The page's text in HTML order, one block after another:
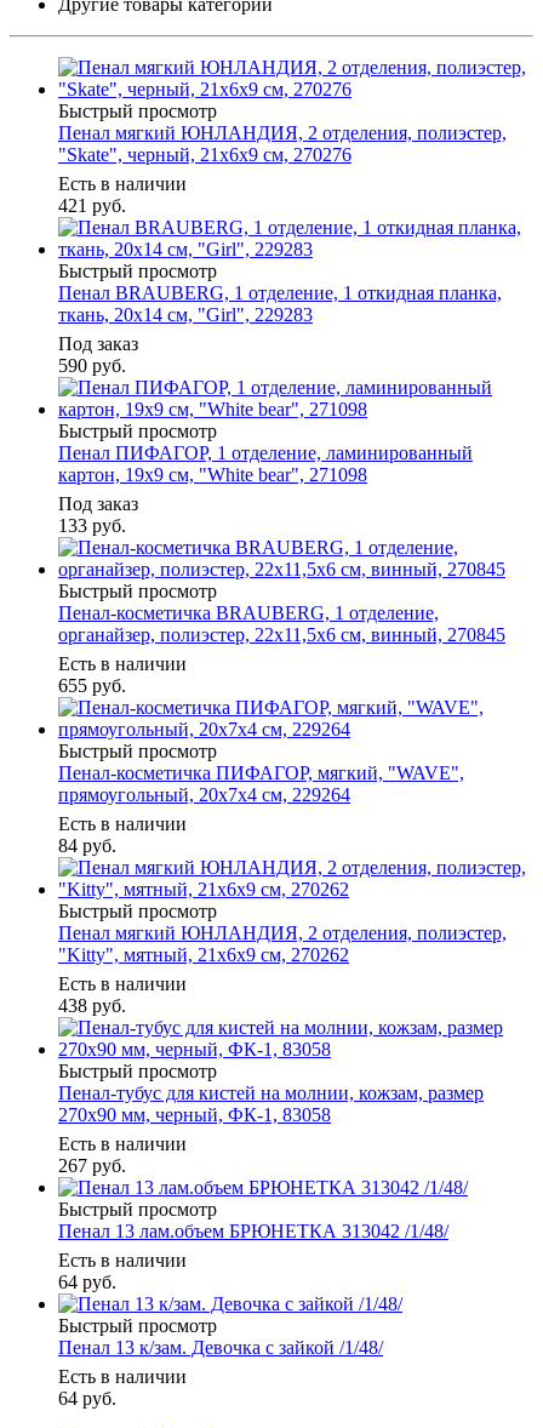
Другие товары категории
Быстрый просмотр
Пенал мягкий ЮНЛАНДИЯ, 2 отделения, полиэстер,
"Skate", черный, 21х6х9 см, 270276
Есть в наличии
421 руб.
Быстрый просмотр
Пенал BRAUBERG, 1 отделение, 1 откидная планка,
ткань, 20х14 см, "Girl", 229283
Под заказ
590 руб.
Быстрый просмотр
Пенал ПИФАГОР, 1 отделение, ламинированный
картон, 19х9 см, "White bear", 271098
Под заказ
133 руб.
Быстрый просмотр
Пенал-косметичка BRAUBERG, 1 отделение,
органайзер, полиэстер, 22x11,5x6 см, винный, 270845
Есть в наличии
655 руб.
Быстрый просмотр
Пенал-косметичка ПИФАГОР, мягкий, "WAVE",
прямоугольный, 20х7х4 см, 229264
Есть в наличии
84 руб.
Быстрый просмотр
Пенал мягкий ЮНЛАНДИЯ, 2 отделения, полиэстер,
"Kitty", мятный, 21х6х9 см, 270262
Есть в наличии
438 руб.
Быстрый просмотр
Пенал-тубус для кистей на молнии, кожзам, размер
270х90 мм, черный, ФК-1, 83058
Есть в наличии
267 руб.
Быстрый просмотр
Пенал 13 лам.объем БРЮНЕТКА 313042 /1/48/
Есть в наличии
64 руб.
Быстрый просмотр
Пенал 13 к/зам. Девочка с зайкой /1/48/
Есть в наличии
64 руб.